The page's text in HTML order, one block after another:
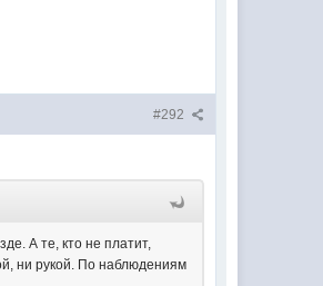
#292
А те, кто не платит,
ни рукой. По наблюдениям